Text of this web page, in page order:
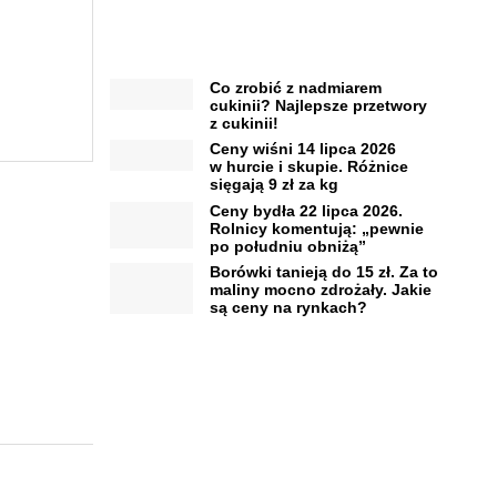
Co zrobić z nadmiarem
cukinii? Najlepsze przetwory
z cukinii!
Ceny wiśni 14 lipca 2026
w hurcie i skupie. Różnice
sięgają 9 zł za kg
Ceny bydła 22 lipca 2026.
Rolnicy komentują: „pewnie
po południu obniżą”
Borówki tanieją do 15 zł. Za to
maliny mocno zdrożały. Jakie
są ceny na rynkach?